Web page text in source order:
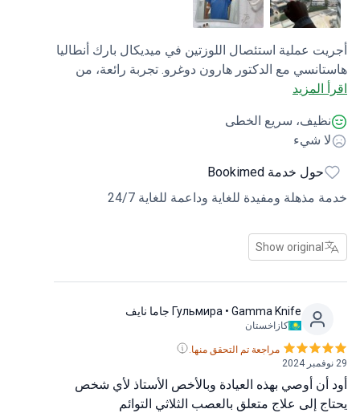
عملية استئصال اللوزتين في ميديكال بارك أنطاليا
مع الدكتور هارون دوغرو. تجربة رائعة، من
ولكن بعد التجربة ليس لدي أي شيء سيء على
لأقوله. لقد كانوا متعاونين للغاية، فقد حجزوا لي
ولم يطلبوا مني سوى القليل جداً. وبمجرد أن
ولولاه لكنت ضعت تمامًا. ثم إلى الدكتور
بكل من Bookimed وميديكال بارك والدكتور هارون
الإيجابية!
سريع الخطى
شيء
حول خدمة Bookimed
مذهلة ومفيدة للغاية وداعمة للغاية 24/7
Show original
Гульмира• Gamma Knife جاما نايف
كازاخستان
مراجعة تم التحقق منها.
أوصي بهذه العيادة وبالأخص الأستاذ لأي شخص
إلى علاج متعلق بالعصب الثلاثي التوائم